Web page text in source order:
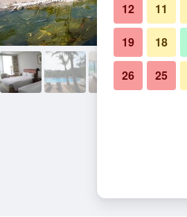
11
12
18
19
25
26